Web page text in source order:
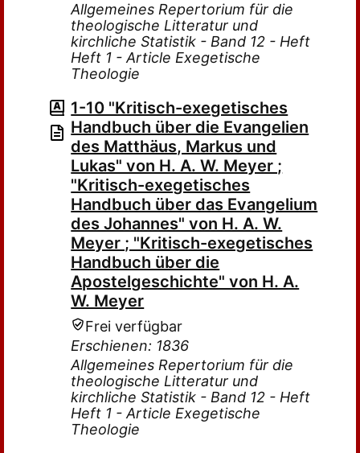
Allgemeines Repertorium für die
theologische Litteratur und
kirchliche Statistik - Band 12 - Heft
Heft 1 - Article Exegetische
Theologie
1-10 "Kritisch-exegetisches
Handbuch über die Evangelien
des Matthäus, Markus und
Lukas" von H. A. W. Meyer ;
"Kritisch-exegetisches
Handbuch über das Evangelium
des Johannes" von H. A. W.
Meyer ; "Kritisch-exegetisches
Handbuch über die
Apostelgeschichte" von H. A.
W. Meyer
Frei verfügbar
Erschienen: 1836
Allgemeines Repertorium für die
theologische Litteratur und
kirchliche Statistik - Band 12 - Heft
Heft 1 - Article Exegetische
Theologie